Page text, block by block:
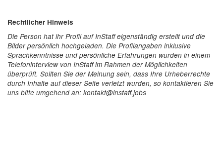
Rechtlicher Hinweis
Die Person hat ihr Profil auf InStaff eigenständig erstellt und die
Bilder persönlich hochgeladen. Die Profilangaben inklusive
Sprachkenntnisse und persönliche Erfahrungen wurden in einem
Telefoninterview von InStaff im Rahmen der Möglichkeiten
überprüft. Sollten Sie der Meinung sein, dass Ihre Urheberrechte
durch Inhalte auf dieser Seite verletzt wurden, so kontaktieren Sie
uns bitte umgehend an: kontakt@instaff.jobs